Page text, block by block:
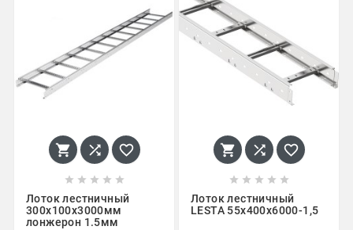
  
    
Лоток лестничный
300х100х3000мм
лонжерон 1.5мм
  
    
Лоток лестничный
LESTA 55х400х6000-1,5